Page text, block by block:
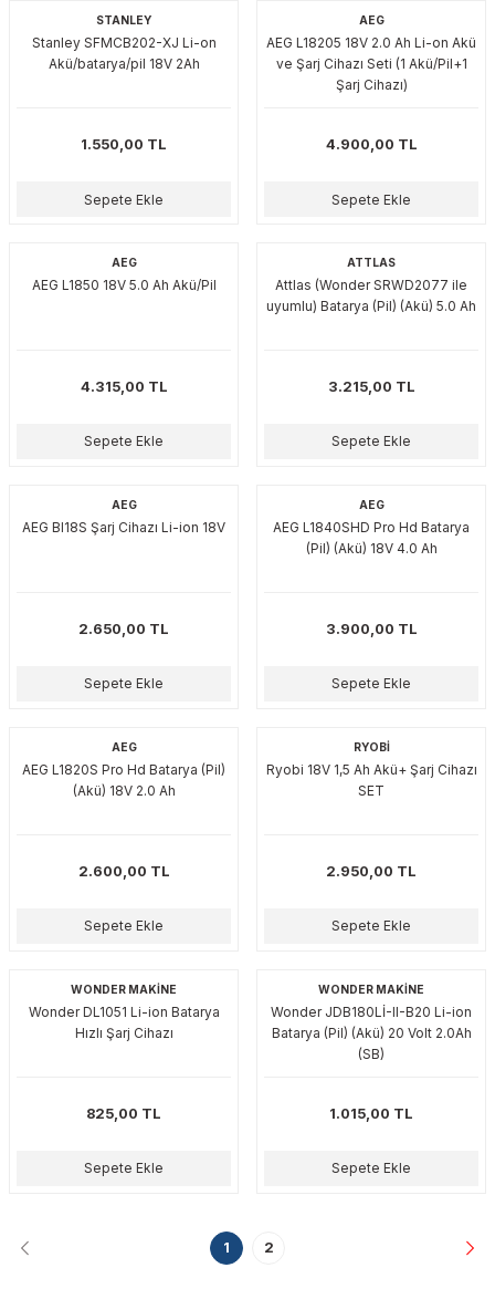
STANLEY
Stanley SFMCB202-XJ Li-on
Akü/batarya/pil 18V 2Ah
1.550,00 TL
Sepete Ekle
AEG
AEG L18205 18V 2.0 Ah Li-on Akü
ve Şarj Cihazı Seti (1 Akü/Pil+1
Şarj Cihazı)
4.900,00 TL
Sepete Ekle
AEG
AEG L1850 18V 5.0 Ah Akü/Pil
4.315,00 TL
Sepete Ekle
ATTLAS
Attlas (Wonder SRWD2077 ile
uyumlu) Batarya (Pil) (Akü) 5.0 Ah
3.215,00 TL
Sepete Ekle
AEG
AEG Bl18S Şarj Cihazı Li-ion 18V
2.650,00 TL
Sepete Ekle
AEG
AEG L1840SHD Pro Hd Batarya
(Pil) (Akü) 18V 4.0 Ah
3.900,00 TL
Sepete Ekle
AEG
AEG L1820S Pro Hd Batarya (Pil)
(Akü) 18V 2.0 Ah
2.600,00 TL
Sepete Ekle
RYOBİ
Ryobi 18V 1,5 Ah Akü+ Şarj Cihazı
SET
2.950,00 TL
Sepete Ekle
WONDER MAKİNE
Wonder DL1051 Li-ion Batarya
Hızlı Şarj Cihazı
825,00 TL
Sepete Ekle
WONDER MAKİNE
Wonder JDB180Lİ-II-B20 Li-ion
Batarya (Pil) (Akü) 20 Volt 2.0Ah
(SB)
1.015,00 TL
Sepete Ekle
1 2